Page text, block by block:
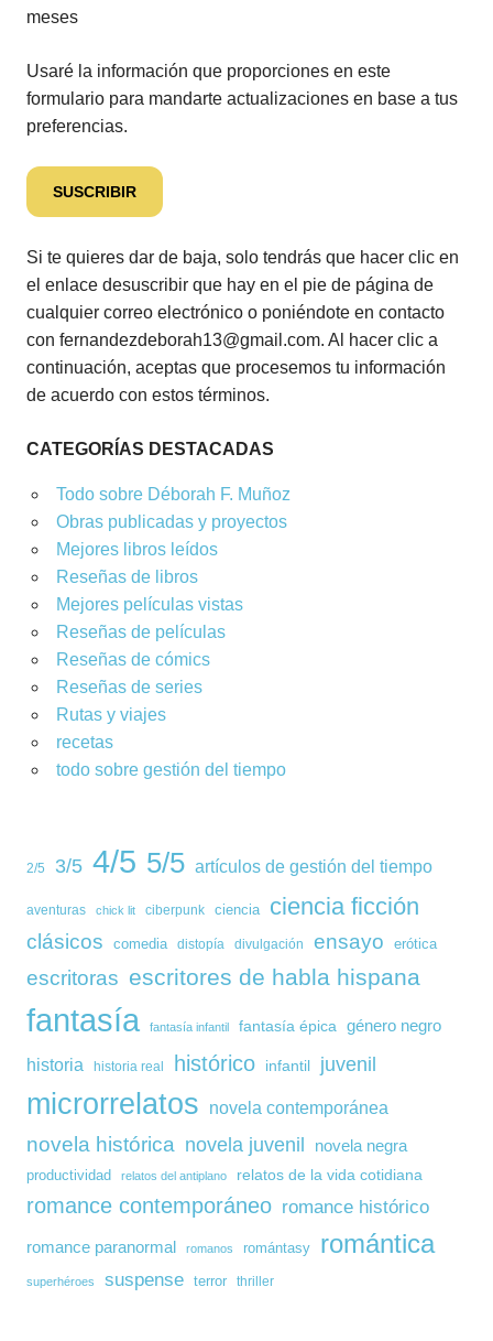
meses
Usaré la información que proporciones en este
formulario para mandarte actualizaciones en base a tus
preferencias.
Si te quieres dar de baja, solo tendrás que hacer clic en
el enlace desuscribir que hay en el pie de página de
cualquier correo electrónico o poniéndote en contacto
con fernandezdeborah13@gmail.com. Al hacer clic a
continuación, aceptas que procesemos tu información
de acuerdo con estos términos.
CATEGORÍAS DESTACADAS
Todo sobre Déborah F. Muñoz
Obras publicadas y proyectos
Mejores libros leídos
Reseñas de libros
Mejores películas vistas
Reseñas de películas
Reseñas de cómics
Reseñas de series
Rutas y viajes
recetas
todo sobre gestión del tiempo
2/5 3/5 4/5 5/5 artículos de gestión del tiempo
aventuras chick lit ciberpunk ciencia ciencia ficción
clásicos comedia distopía divulgación ensayo erótica
escritoras escritores de habla hispana
fantasía fantasía infantil fantasía épica género negro
historia historia real histórico infantil juvenil
microrrelatos novela contemporánea
novela histórica novela juvenil novela negra
productividad relatos del antiplano relatos de la vida cotidiana
romance contemporáneo romance histórico
romance paranormal romanos romántasy romántica
superhéroes suspense terror thriller